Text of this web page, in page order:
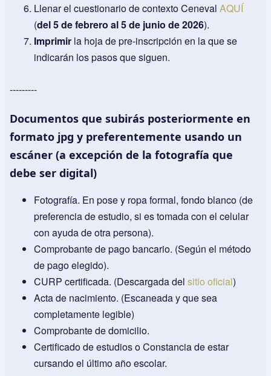
Llenar el cuestionario de contexto Ceneval AQUÍ
(del 5 de febrero al 5 de junio de 2026).
Imprimir la hoja de pre-inscripción en la que se
indicarán los pasos que siguen.
---------
Documentos que subirás posteriormente en
formato jpg y preferentemente usando un
escáner (a excepción de la fotografía que
debe ser digital)
Fotografía. En pose y ropa formal, fondo blanco (de
preferencia de estudio, si es tomada con el celular
con ayuda de otra persona).
Comprobante de pago bancario. (Según el método
de pago elegido).
CURP certificada. (Descargada del sitio oficial)
Acta de nacimiento. (Escaneada y que sea
completamente legible)
Comprobante de domicilio.
Certificado de estudios o Constancia de estar
cursando el último año escolar.